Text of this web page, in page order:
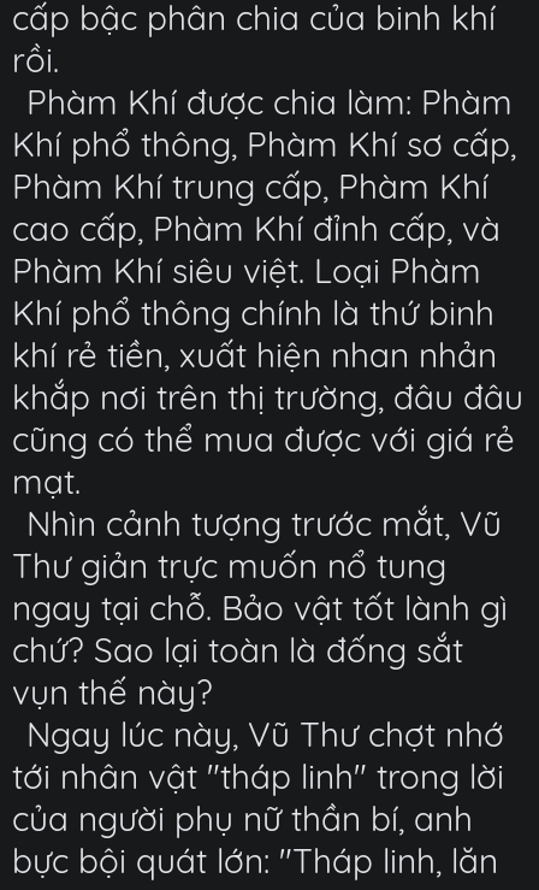
cấp bậc phân chia của binh khí
rồi.
Phàm Khí được chia làm: Phàm
Khí phổ thông, Phàm Khí sơ cấp,
Phàm Khí trung cấp, Phàm Khí
cao cấp, Phàm Khí đỉnh cấp, và
Phàm Khí siêu việt. Loại Phàm
Khí phổ thông chính là thứ binh
khí rẻ tiền, xuất hiện nhan nhản
khắp nơi trên thị trường, đâu đâu
cũng có thể mua được với giá rẻ
mạt.
Nhìn cảnh tượng trước mắt, Vũ
Thư giản trực muốn nổ tung
ngay tại chỗ. Bảo vật tốt lành gì
chứ? Sao lại toàn là đống sắt
vụn thế này?
Ngay lúc này, Vũ Thư chợt nhớ
tới nhân vật "tháp linh" trong lời
của người phụ nữ thần bí, anh
bực bội quát lớn: "Tháp linh, lăn